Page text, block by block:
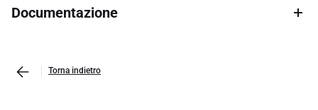
Documentazione
Torna indietro